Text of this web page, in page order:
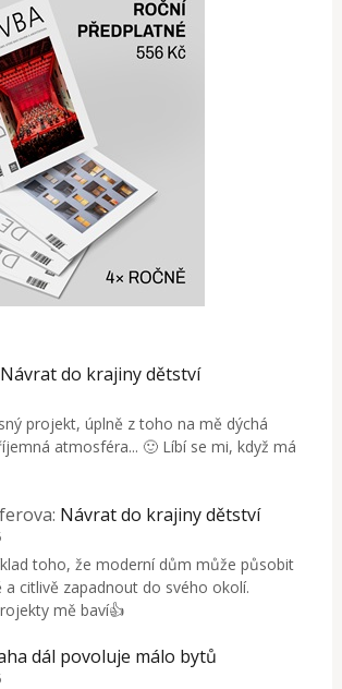
Návrat do krajiny dětství
projekt, úplně z toho na mě dýchá
atmosféra... 🙂 Líbí se mi, když má
: Návrat do krajiny dětství
toho, že moderní dům může působit
a citlivě zapadnout do svého okolí.
mě baví👍
dál povoluje málo bytů